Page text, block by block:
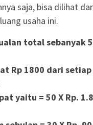
saja, bisa dilihat
usaha ini.
total sebanyak
Rp 1800 dari
yaitu = 50 X Rp.